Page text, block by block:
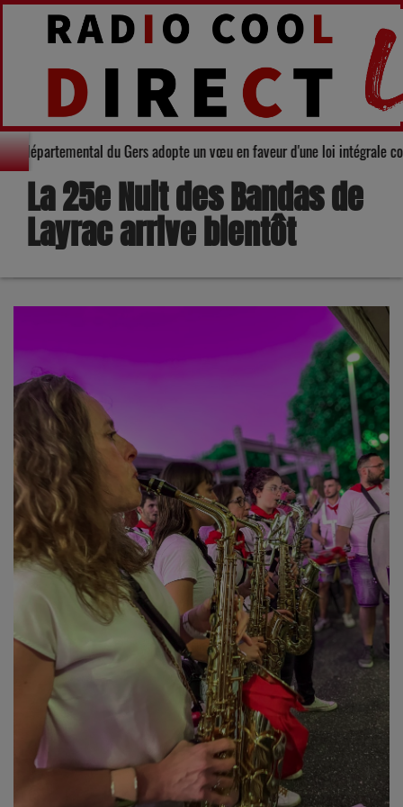
: Le Conseil départemental du Gers adopte un vœu en faveur d'une
La 25e Nuit des Bandas de
Layrac arrive bientôt